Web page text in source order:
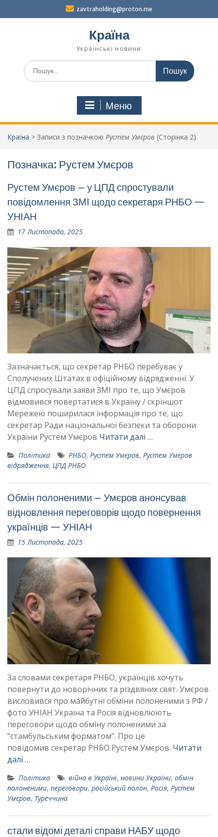
zavtraholding@proton.me
Країна
Українські новини
Шукати:
Меню
Країна > Записи з позначкою Рустем Умєров (Сторінка 2)
Позначка: Рустем Умєров
Рустем Умєров – у ЦПД спростували
повідомлення ЗМІ щодо секретаря РНБО —
УНІАН
17 Листопада, 2025
Зазначається, що секретар РНБО перебуває у
Сполучених Штатах в офіційному відрядженні. У
ЦПД спросували заяви ЗМІ про те, що Умєров
відмовився повертатися в Україну / скріншот
Мережею поширилася інформація про те, що
секретар Ради національної безпеки та оборони
України Рустем Умєров Читати далі …
Політика РНБО, Рустем Умєров, Рустем Умєров
відрядження, ЦПД РНБО
Обмін полоненими – Умєров анонсував
відновлення переговорів щодо повернення
українців — УНІАН
15 Листопада, 2025
За словами секретаря РНБО, українців хочуть
повернути до новорічних та різдвяних свят. Умєров
висловився про майбутні обміни полоненими з РФ /
фото УНІАН Україна та Росія відновлюють
переговори щодо обміну полоненими за
“стамбульським форматом”. Про це
повідомив секретар РНБО Рустем Умєров. Читати
далі …
Політика війна в Україні, новини України, обмін
полоненими, переговори, російський полон, Росія, Рустем
Умєров, Туреччина
стали відомі деталі справи НАБУ щодо